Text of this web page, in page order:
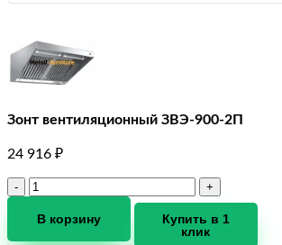
Зонт вентиляционный ЗВЭ-900-2П
24 916 ₽
Количество
Зонт
вентиляционный
В корзину
Купить в 1
клик